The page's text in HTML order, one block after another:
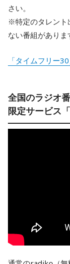
さい。
※特定のタレント
ない番組がありま
「タイムフリー
全国のラジオ
限定サービス